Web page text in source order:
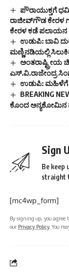
ಪೌರಾಯುಕ್ತಗೆ
ರಾಜೀವ್‌ಗೌಡ ಕೇರಳ
ಕೇರಳ ಕಡೆ ಪಲಾಯನ
ಉಡುಪಿ: ಬಾವಿ
ಮಣ್ಣಿನಡಿಯಲ್ಲಿ
ಅಂತರಾಷ್ಟ್ರೀಯ
ಎಸ್.ವಿ.ರಾಜೇಂದ್ರ
ಉಡುಪಿ: ಮಹಿಳೆಗೆ
BREAKING
ಕೊಂದ ಅನ್ಯಕೋಮಿನ
Sign
Be keep
straight
[mc4wp_form]
By signing up, you agree
our Privacy Policy. You